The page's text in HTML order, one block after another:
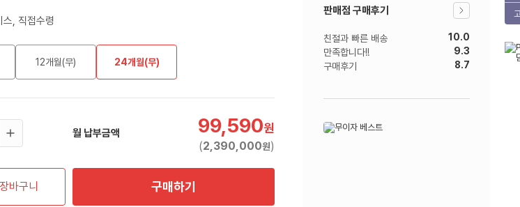
스, 직접수령
12개월(무) 24개월(무)
월 납부금액 99,590원
(2,390,000원)
장바구니 구매하기
판매점 구매후기
친절과 빠른 배송
10.0
만족합니다!!
9.3
구매후기
8.7